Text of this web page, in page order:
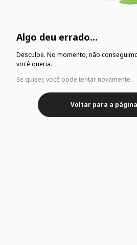
Algo deu errado...
Desculpe. No momento, não
você queria.
Se quiser, você pode tentar novamente.
Voltar para a